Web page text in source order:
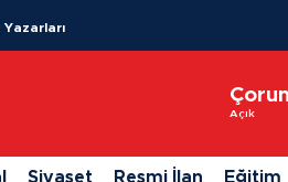
Yazarları
Açık
Siyaset Resmi İlan Eğitim